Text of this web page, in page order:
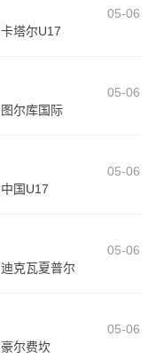
05-06
卡塔尔U17
05-06
图尔库国际
05-06
中国U17
05-06
迪克瓦夏普尔
05-06
豪尔费坎